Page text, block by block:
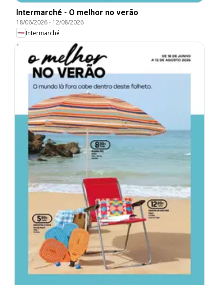
Intermarché - O melhor no verão
18/06/2026- 12/08/2026
Intermarché